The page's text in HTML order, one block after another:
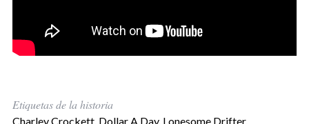
Etiquetas de la historia
Charley Crockett, Dollar A Day, Lonesome Drifter,